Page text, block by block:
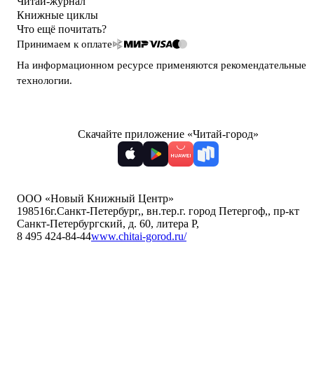
Книжные циклы
Что ещё почитать?
Принимаем к оплате
На информационном ресурсе применяются рекомендательные
технологии.
Скачайте приложение «Читай-город»
ООО «Новый Книжный Центр»
198516г.Санкт-Петербург,, вн.тер.г. город Петергоф,, пр-кт
Санкт-Петербургский, д. 60, литера Р,
8 495 424-84-44www.chitai-gorod.ru/